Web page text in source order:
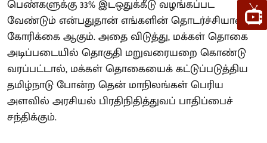
பெண்களுக்கு 33% இடஒதுக்கீடு வழங்கப்பட
வேண்டும் என்பதுதான் எங்களின் தொடர்ச்சியான
கோரிக்கை ஆகும். அதை விடுத்து, மக்கள் தொகை
அடிப்படையில் தொகுதி மறுவரையறை கொண்டு
வரப்பட்டால், மக்கள் தொகையைக் கட்டுப்படுத்திய
தமிழ்நாடு போன்ற தென் மாநிலங்கள் பெரிய
அளவில் அரசியல் பிரதிநிதித்துவப் பாதிப்பைச்
சந்திக்கும்.